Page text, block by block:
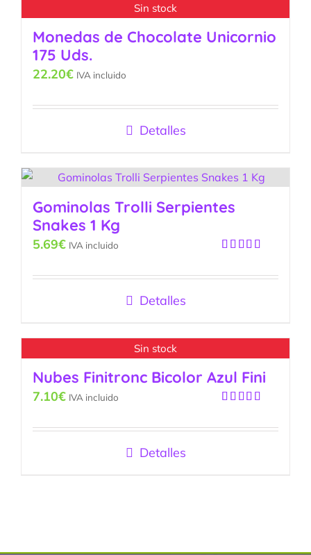
Sin stock
Monedas de Chocolate Unicornio
175 Uds.
22.20€ IVA incluido
Detalles
Gominolas Trolli Serpientes
Snakes 1 Kg
5
5.69€ IVA incluido
Detalles
Sin stock
Nubes Finitronc Bicolor Azul Fini
5
7.10€ IVA incluido
Detalles